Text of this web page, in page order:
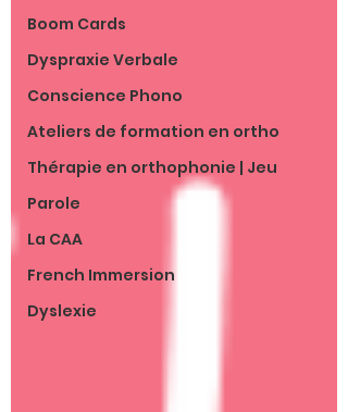
Boom Cards
Dyspraxie Verbale
Conscience Phono
Ateliers de formation en ortho
Thérapie en orthophonie | Jeu
Parole
La CAA
French Immersion
Dyslexie